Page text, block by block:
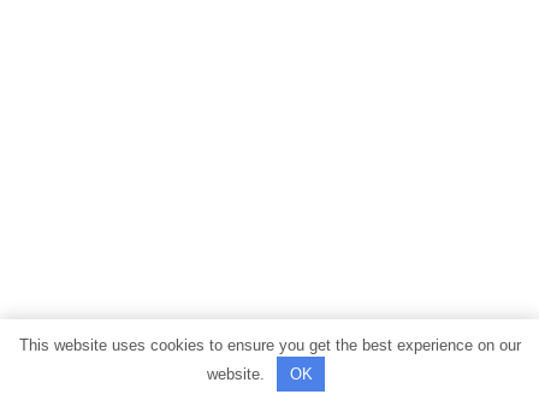
This website uses cookies to ensure you get the best experience on our
website.
OK